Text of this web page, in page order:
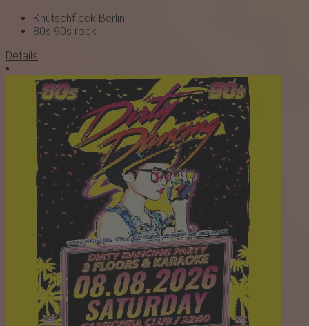
Knutschfleck Berlin
80s 90s rock
Details